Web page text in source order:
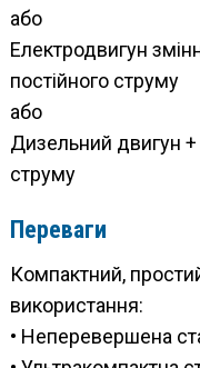
або
Електродвигун
постійного струму
або
Дизельний двигун +
струму
Переваги
Компактний,
використання:
• Неперевершена